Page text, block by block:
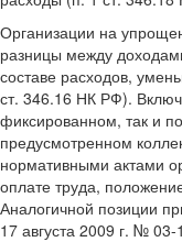
Организации на
разницы между
составе расходов,
ст. 346.16 НК РФ).
фиксированном, так и
предусмотренном
нормативными актами
оплате труда,
Аналогичной позиции
17 августа 2009 г. №